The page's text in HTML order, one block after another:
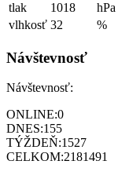
tlak
1018
hPa
vlhkosť 32 %
Návštevnosť
Návštevnosť:
ONLINE:0
DNES:155
TÝŽDEŇ:1527
CELKOM:2181491